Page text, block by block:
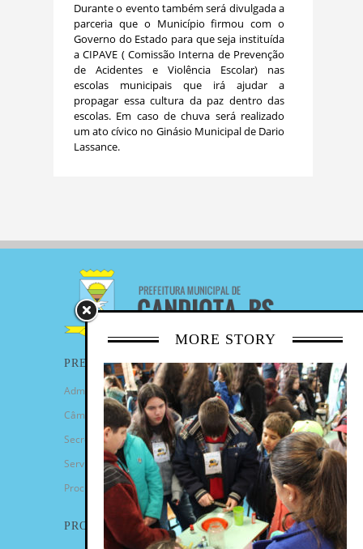
Durante o evento também será divulgada a
parceria que o Município firmou com o
Governo do Estado para que seja instituída
a CIPAVE ( Comissão Interna de Prevenção
de Acidentes e Violência Escolar) nas
escolas municipais que irá ajudar a
propagar essa cultura da paz dentro das
escolas. Em caso de chuva será realizado
um ato cívico no Ginásio Municipal de Dario
Lassance.
MORE STORY
PREFEITURA
Administração Municipal
Câmara de Vereadores
Secretarias
Serviços
Procuradoria Geral
PROGRAMAS